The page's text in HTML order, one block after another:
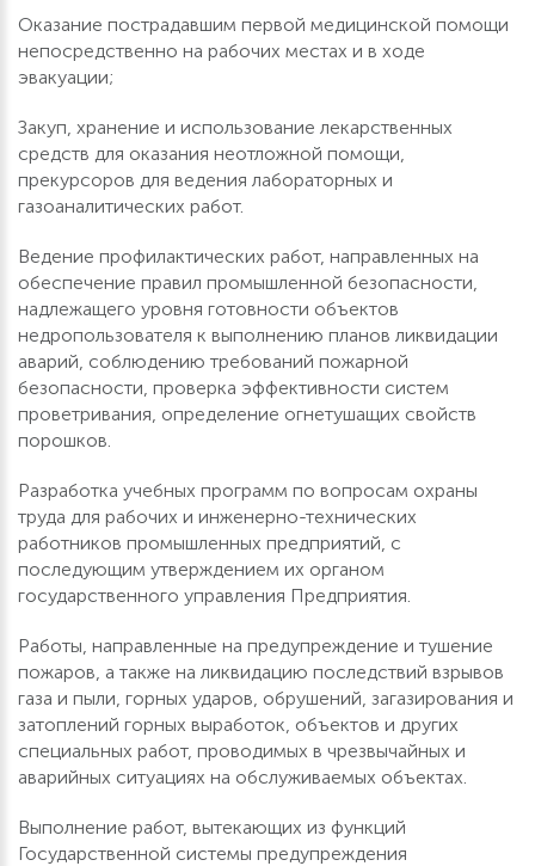
Оказание пострадавшим первой медицинской помощи
непосредственно на рабочих местах и в ходе
эвакуации;
Закуп, хранение и использование лекарственных
средств для оказания неотложной помощи,
прекурсоров для ведения лабораторных и
газоаналитических работ.
Ведение профилактических работ, направленных на
обеспечение правил промышленной безопасности,
надлежащего уровня готовности объектов
недропользователя к выполнению планов ликвидации
аварий, соблюдению требований пожарной
безопасности, проверка эффективности систем
проветривания, определение огнетушащих свойств
порошков.
Разработка учебных программ по вопросам охраны
труда для рабочих и инженерно-технических
работников промышленных предприятий, с
последующим утверждением их органом
государственного управления Предприятия.
Работы, направленные на предупреждение и тушение
пожаров, а также на ликвидацию последствий взрывов
газа и пыли, горных ударов, обрушений, загазирования и
затоплений горных выработок, объектов и других
специальных работ, проводимых в чрезвычайных и
аварийных ситуациях на обслуживаемых объектах.
Выполнение работ, вытекающих из функций
Государственной системы предупреждения